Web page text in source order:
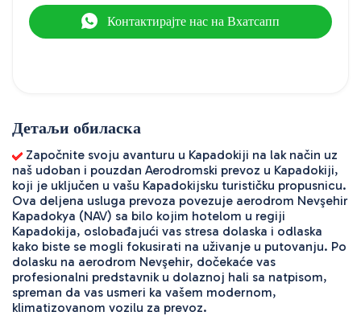
Контактирајте нас на Вхатсапп
Детаљи обиласка
Započnite svoju avanturu u Kapadokiji na lak način uz
naš udoban i pouzdan Aerodromski prevoz u Kapadokiji,
koji je uključen u vašu Kapadokijsku turističku propusnicu.
Ova deljena usluga prevoza povezuje aerodrom Nevşehir
Kapadokya (NAV) sa bilo kojim hotelom u regiji
Kapadokija, oslobađajući vas stresa dolaska i odlaska
kako biste se mogli fokusirati na uživanje u putovanju. Po
dolasku na aerodrom Nevşehir, dočekaće vas
profesionalni predstavnik u dolaznoj hali sa natpisom,
spreman da vas usmeri ka vašem modernom,
klimatizovanom vozilu za prevoz.